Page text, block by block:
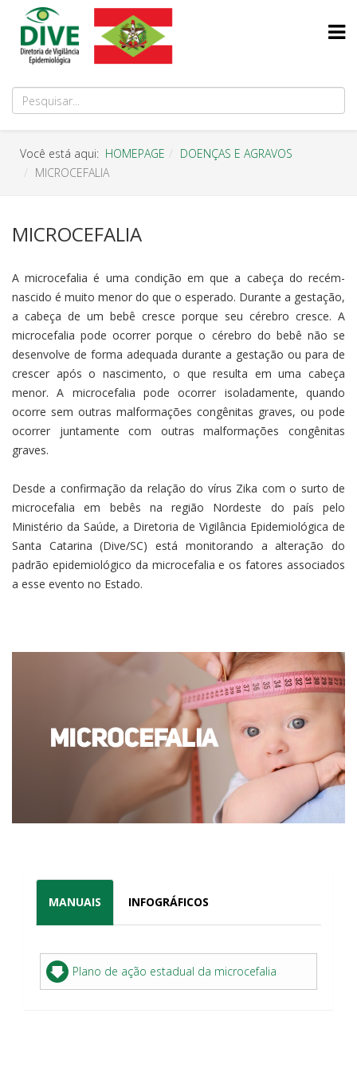
Você está aqui: HOMEPAGE
DOENÇAS E AGRAVOS
MICROCEFALIA
MICROCEFALIA
A microcefalia é uma condição em que a cabeça do recém-
nascido é muito menor do que o esperado. Durante a gestação,
a cabeça de um bebê cresce porque seu cérebro cresce. A
microcefalia pode ocorrer porque o cérebro do bebê não se
desenvolve de forma adequada durante a gestação ou para de
crescer após o nascimento, o que resulta em uma cabeça
menor. A microcefalia pode ocorrer isoladamente, quando
ocorre sem outras malformações congênitas graves, ou pode
ocorrer juntamente com outras malformações congênitas
graves.
Desde a confirmação da relação do vírus Zika com o surto de
microcefalia em bebês na região Nordeste do país pelo
Ministério da Saúde, a Diretoria de Vigilância Epidemiológica de
Santa Catarina (Dive/SC) está monitorando a alteração do
padrão epidemiológico da microcefalia e os fatores associados
a esse evento no Estado.
MANUAIS INFOGRÁFICOS
Plano de ação estadual da microcefalia